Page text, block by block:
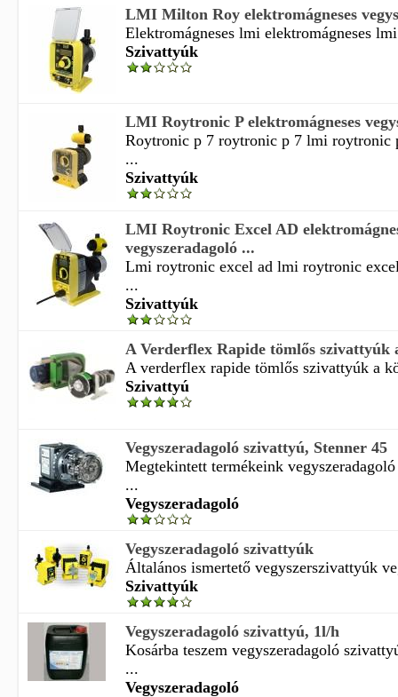
LMI Milton Roy elektromágneses
Elektromágneses lmi elektromágneses
Szivattyúk
LMI Roytronic P elektromágneses
Roytronic p 7 roytronic p 7 lmi roytronic
...
Szivattyúk
LMI Roytronic Excel AD
vegyszeradagoló ...
Lmi roytronic excel ad lmi roytronic
...
Szivattyúk
A Verderflex Rapide tömlős szivattyúk
A verderflex rapide tömlős szivattyúk a
Szivattyú
Vegyszeradagoló szivattyú, Stenner 45
Megtekintett termékeink
...
Vegyszeradagoló
Vegyszeradagoló szivattyúk
Általános ismertető vegyszerszivattyúk
Szivattyúk
Vegyszeradagoló szivattyú, 1l/h
Kosárba teszem vegyszeradagoló
...
Vegyszeradagoló